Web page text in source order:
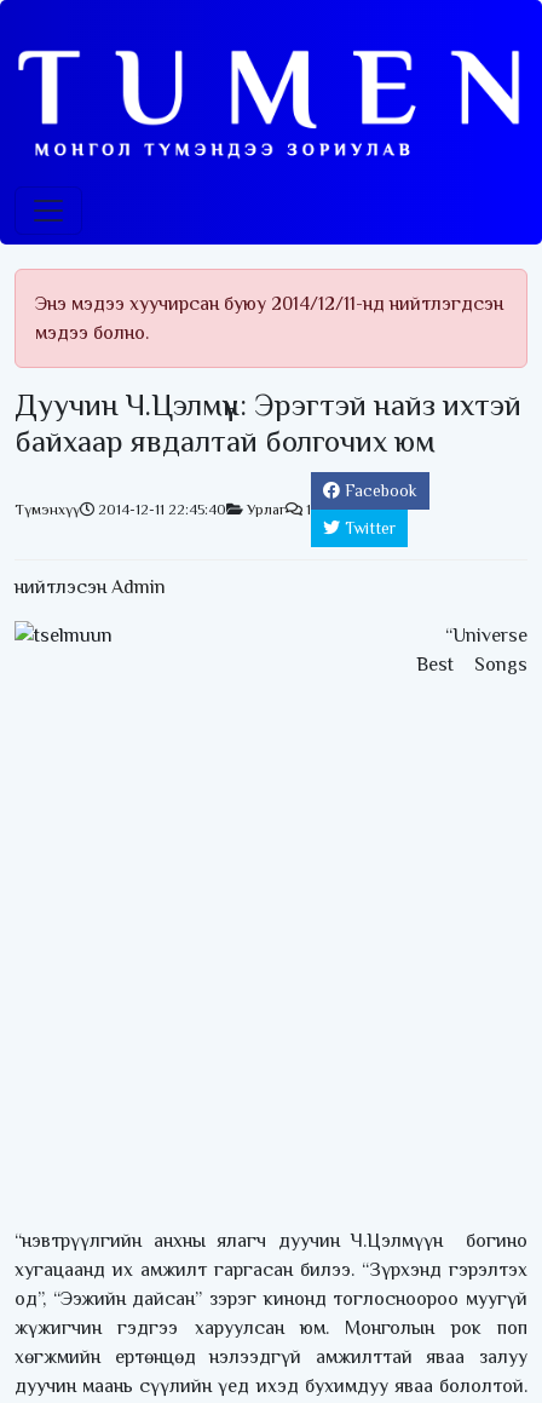
Энэ мэдээ хуучирсан буюу 2014/12/11-нд нийтлэгдсэн
мэдээ болно.
Дуучин Ч.Цэлмүүн: Эрэгтэй найз ихтэй
байхаар явдалтай болгочих юм
Түмэнхүү 2014-12-11 22:45:40 Урлаг 1
Facebook
Twitter
нийтлэсэнAdmin
“Universe
Best Songs
“нэвтрүүлгийн анхны ялагч дуучин Ч.Цэлмүүн богино
хугацаанд их амжилт гаргасан билээ. “Зүрхэнд гэрэлтэх
од”, “Ээжийн дайсан” зэрэг кинонд тоглосноороо муугүй
жүжигчин гэдгээ харуулсан юм. Монголын рок поп
хөгжмийн ертөнцөд нэлээдгүй амжилттай яваа залуу
дуучин маань сүүлийн үед ихэд бухимдуу яваа бололтой.